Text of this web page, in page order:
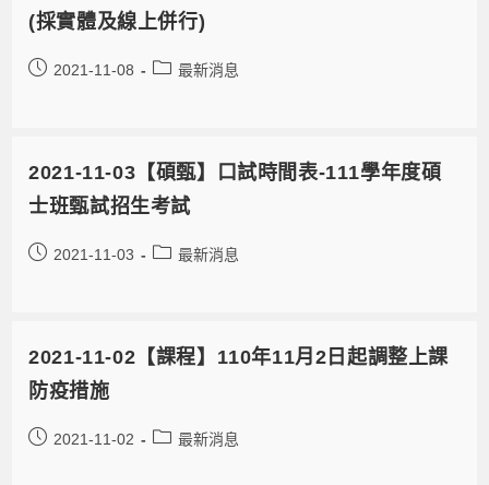
(採實體及線上併行)
2021-11-08 最新消息
2021-11-03【碩甄】口試時間表-111學年度碩
士班甄試招生考試
2021-11-03 最新消息
2021-11-02【課程】110年11月2日起調整上課
防疫措施
2021-11-02 最新消息